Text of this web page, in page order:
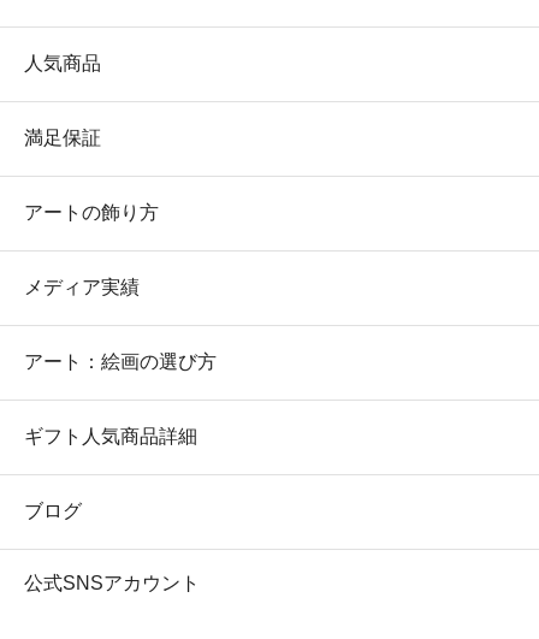
人気商品
満足保証
アートの飾り方
メディア実績
アート：絵画の選び方
ギフト人気商品詳細
ブログ
公式SNSアカウント